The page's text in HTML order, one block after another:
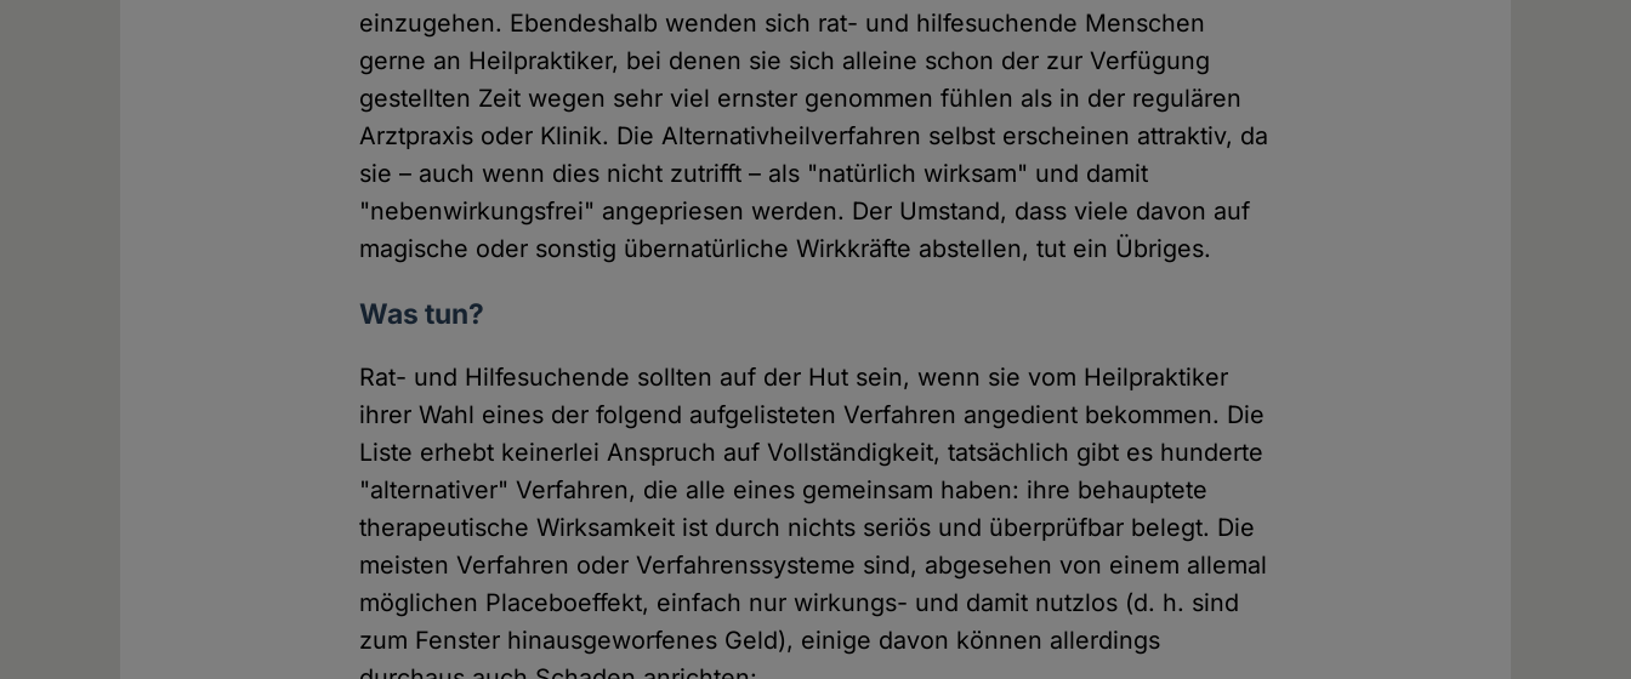
einzugehen. Ebendeshalb wenden sich rat- und hilfesuchende Menschen
gerne an Heilpraktiker, bei denen sie sich alleine schon der zur Verfügung
gestellten Zeit wegen sehr viel ernster genommen fühlen als in der regulären
Arztpraxis oder Klinik. Die Alternativheilverfahren selbst erscheinen attraktiv, da
sie – auch wenn dies nicht zutrifft – als "natürlich wirksam" und damit
"nebenwirkungsfrei" angepriesen werden. Der Umstand, dass viele davon auf
magische oder sonstig übernatürliche Wirkkräfte abstellen, tut ein Übriges.
Was tun?
Rat- und Hilfesuchende sollten auf der Hut sein, wenn sie vom Heilpraktiker
ihrer Wahl eines der folgend aufgelisteten Verfahren angedient bekommen. Die
Liste erhebt keinerlei Anspruch auf Vollständigkeit, tatsächlich gibt es hunderte
"alternativer" Verfahren, die alle eines gemeinsam haben: ihre behauptete
therapeutische Wirksamkeit ist durch nichts seriös und überprüfbar belegt. Die
meisten Verfahren oder Verfahrenssysteme sind, abgesehen von einem allemal
möglichen Placeboeffekt, einfach nur wirkungs- und damit nutzlos (d. h. sind
zum Fenster hinausgeworfenes Geld), einige davon können allerdings